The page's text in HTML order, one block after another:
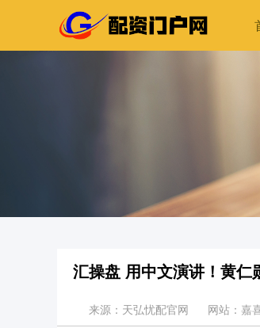
汇操盘 用中文演讲！黄仁
来源：天弘忧配官网 网站：嘉